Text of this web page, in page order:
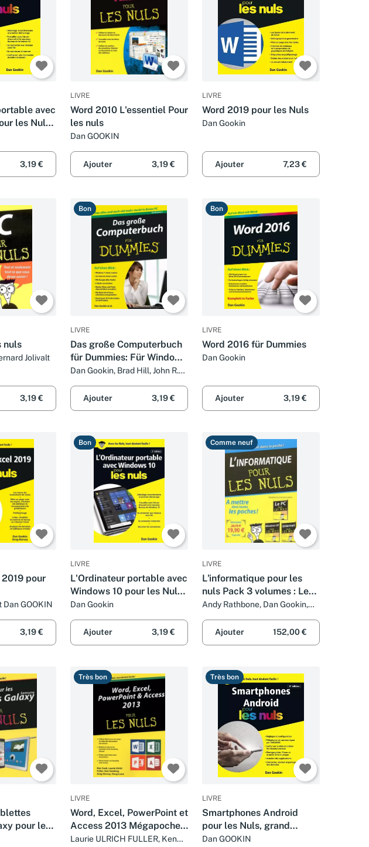
avec
les Nuls
édition
3,19 €
LIVRE
Word 2010 L'essentiel Pour
les nuls
Dan GOOKIN
Ajouter 3,19 €
LIVRE
Word 2019 pour les Nuls
Dan Gookin
Ajouter 7,23 €
nuls
Jolivalt
3,19 €
Bon
LIVRE
Das große Computerbuch
für Dummies: Für Windows
7 und Office 2010
Dan Gookin, Brad Hill, John R.
Andy Rathbone et Peter
Weverka
Ajouter 3,19 €
Bon
LIVRE
Word 2016 für Dummies
Dan Gookin
Ajouter 3,19 €
pour
Dan GOOKIN
3,19 €
Bon
LIVRE
L'Ordinateur portable avec
Windows 10 pour les Nuls
poche, 2e édition
Dan Gookin
Ajouter 3,19 €
Comme neuf
LIVRE
L'informatique pour les
nuls Pack 3 volumes : Le
PC pour les nuls.: Windows
XP pour les nuls. Internet
pour les nuls
Andy Rathbone, Dan Gookin,
Young et John Levine
Ajouter 152,00 €
pour les
Très bon
LIVRE
Word, Excel, PowerPoint et
Access 2013 Mégapoche
pour les Nuls
Laurie ULRICH FULLER, Ken
Très bon
LIVRE
Smartphones Android
pour les Nuls, grand
format, 6e édition
Dan GOOKIN